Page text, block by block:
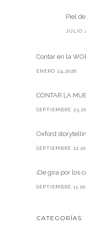
Piel
JULIO
Contar en la
ENERO 24,2026
CONTAR LA
SEPTIEMBRE
Oxford
SEPTIEMBRE
¡De gira por los
SEPTIEMBRE
CATEGORÍAS